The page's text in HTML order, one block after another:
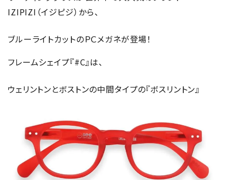
IZIPIZI（イジピジ）から、
ブルーライトカットのＰＣメガネが登場！
フレームシェイプ『#C』は、
ウェリントンとボストンの中間タイプの『ボスリントン』